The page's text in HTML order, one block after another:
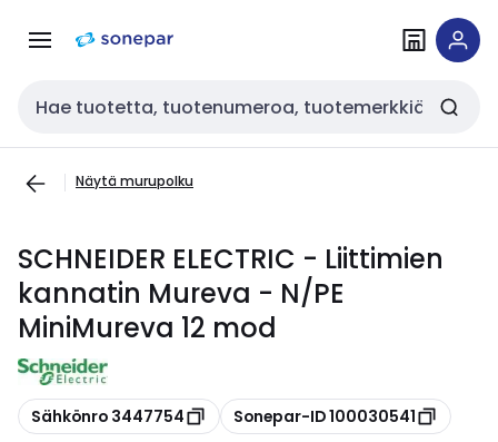
navigointiinsisältöön
Haku
Näytä murupolku
SCHNEIDER ELECTRIC - Liittimien
kannatin Mureva - N/PE
MiniMureva 12 mod
Kopioi
Sähkönro 3447754 Kopioi
Sonepar-ID 100030541